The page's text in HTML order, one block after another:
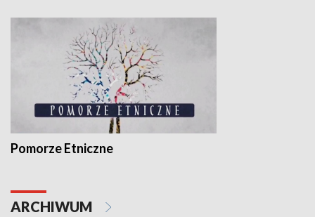
Pomorze Etniczne
ARCHIWUM